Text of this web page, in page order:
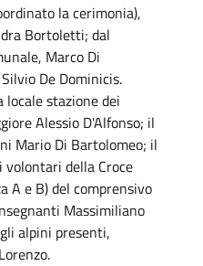
la cerimonia),
Bortoletti; dal
Marco Di
De Dominicis.
stazione dei
Alessio D'Alfonso; il
Mario Di Bartolomeo; il
volontari della Croce
A e B) del comprensivo
Massimiliano
alpini presenti,